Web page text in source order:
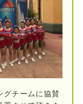
グチームに協賛